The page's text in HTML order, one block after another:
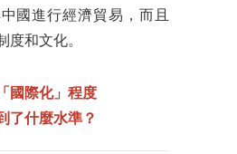
國進行經濟貿易，而且
度和文化。
國際化」程度
了什麼水準？